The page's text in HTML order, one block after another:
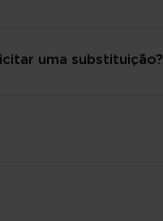
uma substituição?